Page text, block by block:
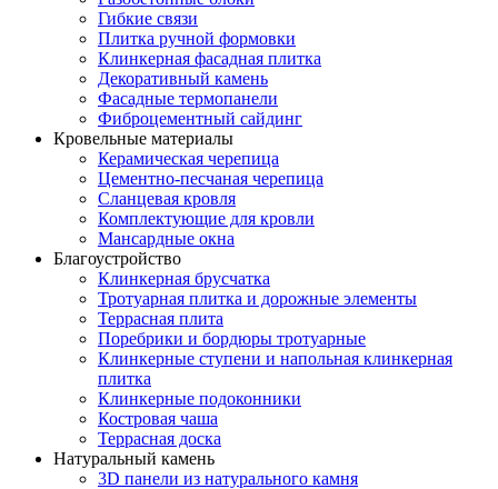
Гибкие связи
Плитка ручной формовки
Клинкерная фасадная плитка
Декоративный камень
Фасадные термопанели
Фиброцементный сайдинг
Кровельные материалы
Керамическая черепица
Цементно-песчаная черепица
Сланцевая кровля
Комплектующие для кровли
Мансардные окна
Благоустройство
Клинкерная брусчатка
Тротуарная плитка и дорожные элементы
Террасная плита
Поребрики и бордюры тротуарные
Клинкерные ступени и напольная клинкерная
плитка
Клинкерные подоконники
Костровая чаша
Террасная доска
Натуральный камень
3D панели из натурального камня